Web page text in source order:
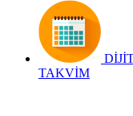
TAKVİM